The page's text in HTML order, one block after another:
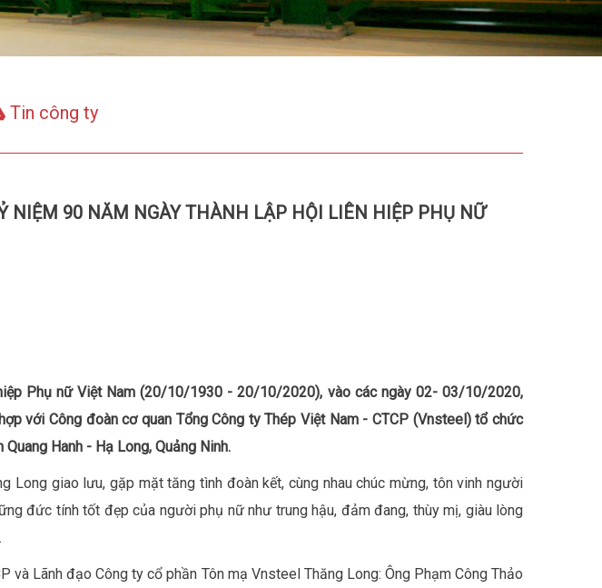
Tin công ty
NIỆM 90 NĂM NGÀY THÀNH LẬP HỘI LIÊN HIỆP PHỤ NỮ
Phụ nữ Việt Nam (20/10/1930 - 20/10/2020), vào các ngày 02- 03/10/2020,
với Công đoàn cơ quan Tổng Công ty Thép Việt Nam - CTCP (Vnsteel) tổ chức
Hanh - Hạ Long, Quảng Ninh.
giao lưu, gặp mặt tăng tình đoàn kết, cùng nhau chúc mừng, tôn vinh người
đức tính tốt đẹp của người phụ nữ như trung hậu, đảm đang, thùy mị, giàu lòng
Lãnh đạo Công ty cổ phần Tôn mạ Vnsteel Thăng Long: Ông Phạm Công Thảo